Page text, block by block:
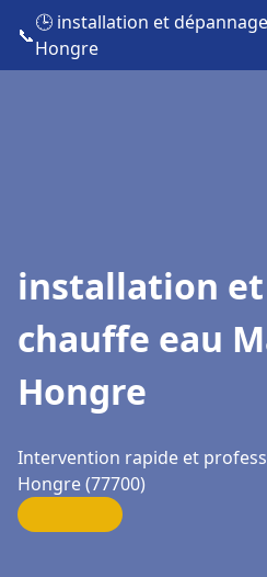
📞
🕒 installation et
Hongre
installation
chauffe eau
Hongre
Intervention rapide et
Hongre (77700)